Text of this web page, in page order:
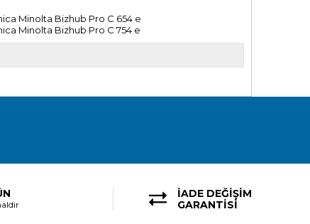
Minolta Bizhub Pro C 654 e
Minolta Bizhub Pro C 754 e
İADE DEĞİŞİM
GARANTİSİ